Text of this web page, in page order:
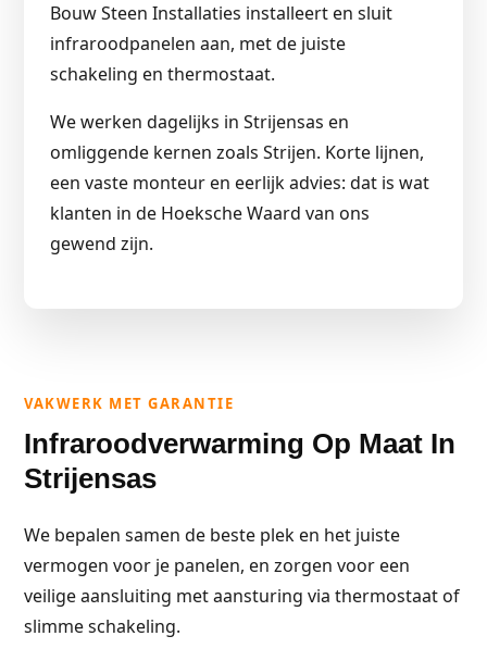
Bouw Steen Installaties installeert en sluit
infraroodpanelen aan, met de juiste
schakeling en thermostaat.
We werken dagelijks in Strijensas en
omliggende kernen zoals Strijen. Korte lijnen,
een vaste monteur en eerlijk advies: dat is wat
klanten in de Hoeksche Waard van ons
gewend zijn.
VAKWERK MET GARANTIE
Infraroodverwarming Op Maat In
Strijensas
We bepalen samen de beste plek en het juiste
vermogen voor je panelen, en zorgen voor een
veilige aansluiting met aansturing via thermostaat of
slimme schakeling.